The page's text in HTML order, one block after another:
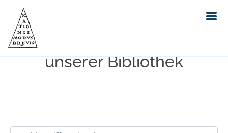
Einfache Suche im Bestand
unserer Bibliothek